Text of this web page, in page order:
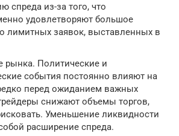
спреда из-за того, что
удовлетворяют большое
лимитных заявок, выставленных в
рынка. Политические и
события постоянно влияют на
перед ожиданием важных
снижают объемы торгов,
Уменьшение ликвидности
расширение спреда.